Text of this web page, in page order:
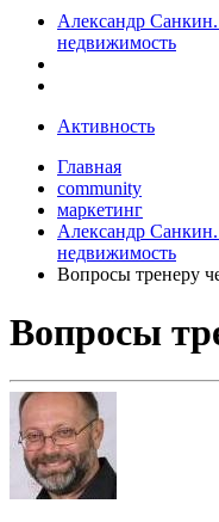
Александр
недвижимость
Активность
Главная
community
маркетинг
Александр
недвижимость
Вопросы тренеру
Вопросы